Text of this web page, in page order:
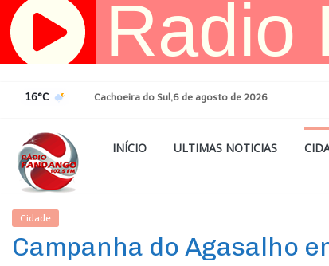
Pular
para
16°C Cachoeira do Sul,6 de agosto de 2026
INÍCIO ULTIMAS NOTICIAS
Cidade
Campanha do Agasalho